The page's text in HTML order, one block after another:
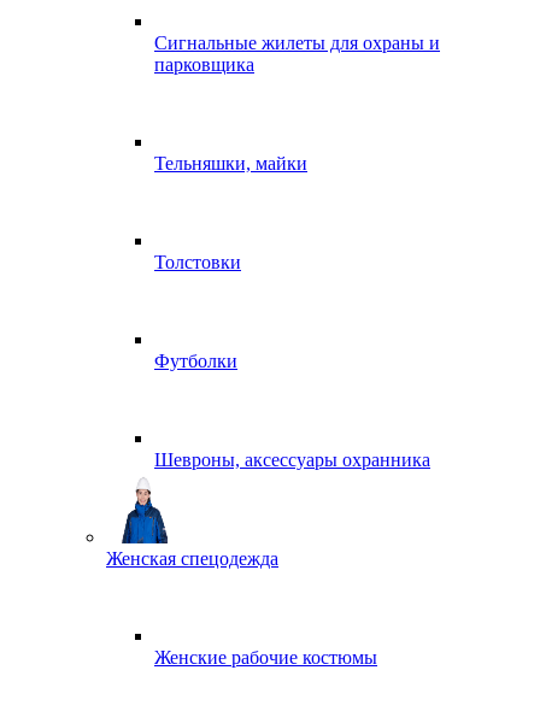
Сигнальные жилеты для охраны и
парковщика
Тельняшки, майки
Толстовки
Футболки
Шевроны, аксессуары охранника
Женская спецодежда
Женские рабочие костюмы